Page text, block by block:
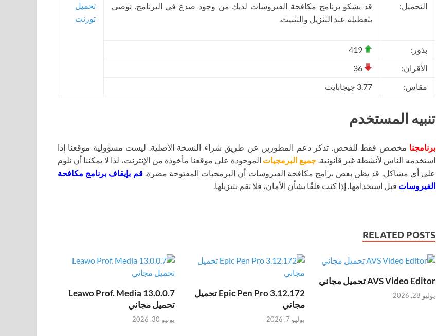
تحميل
تورنت
التحميل:
قد يشكو برنامج مكافحة الفيروسات لديك من وجود صدع في البرنامج. نوصي
بتعطيله عند التنزيل والتثبيت.
بذور:
الأقران:
مقاس:
3.77 جيجابايت
تنبيه المستخدم
برنامجنا مخصص فقط للفحص. تذكر دعم المطورين عن طريق شراء النسخة الأصلية. ليست مسؤولية موقعنا إذا
استخدمه الناس لأنشطة غير قانونية. جميع البرمجيات الموجودة على موقعنا مأخوذة من الإنترنت، لذا لا يمكننا أن نلوم
على أي مشاكل. قد يظن بعض برامج مكافحة الفيروسات أن البرمجيات المفتوحة مضرة.قم بإيقاف برنامج مكافحة
الفيروسات قبل استخدامها. إذا كنت قلقًا بشأن الأمان، فلا تقم بتنزيلها.
RELATED POSTS
AVS Video Editor تحميل مجاني
يوليو 28, 2026
Epic Pen Pro 3.12.172 تحميل
مجاني
يوليو 7, 2026
Leawo Prof. Media 13.0.0.7
تحميل مجاني
يونيو 30, 2026